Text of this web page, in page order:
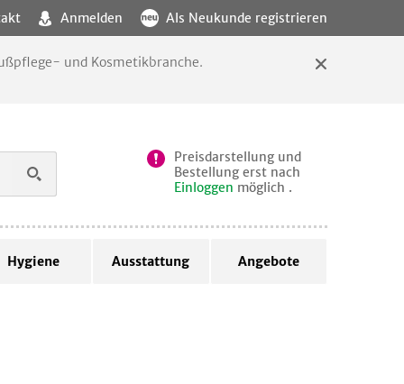
Anmelden Als Neukunde registrieren
und Kosmetikbranche.
Preisdarstellung und
Bestellung erst nach
Einloggen möglich .
Hygiene Ausstattung Angebote